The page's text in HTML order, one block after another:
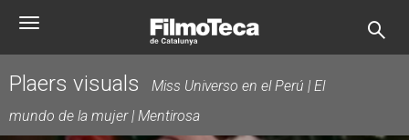
Toggle
Plaers visuals
Miss Universo en el Perú | El
mundo de la mujer | Mentirosa